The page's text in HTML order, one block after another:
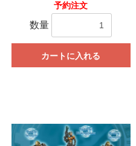
予約注文
数量
カートに入れる